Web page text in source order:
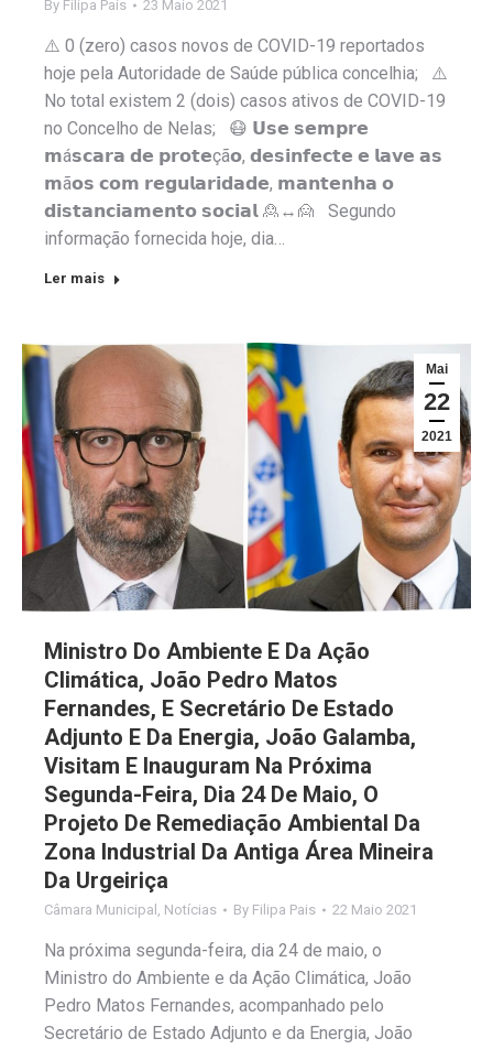
By Filipa Pais 23 Maio 2021
⚠️ 0 (zero) casos novos de COVID-19 reportados
hoje pela Autoridade de Saúde pública concelhia; ⚠️
No total existem 2 (dois) casos ativos de COVID-19
no Concelho de Nelas; 😷 𝗨𝘀𝗲 𝘀𝗲𝗺𝗽𝗿𝗲
𝗺á𝘀𝗰𝗮𝗿𝗮 𝗱𝗲 𝗽𝗿𝗼𝘁𝗲çã𝗼, 𝗱𝗲𝘀𝗶𝗻𝗳𝗲𝗰𝘁𝗲 𝗲 𝗹𝗮𝘃𝗲 𝗮𝘀
𝗺ã𝗼𝘀 𝗰𝗼𝗺 𝗿𝗲𝗴𝘂𝗹𝗮𝗿𝗶𝗱𝗮𝗱𝗲, 𝗺𝗮𝗻𝘁𝗲𝗻𝗵𝗮 𝗼
𝗱𝗶𝘀𝘁𝗮𝗻𝗰𝗶𝗮𝗺𝗲𝗻𝘁𝗼 𝘀𝗼𝗰𝗶𝗮𝗹 🙎↔️🙍 Segundo
informação fornecida hoje, dia…
Ler mais
Mai
22
2021
Ministro Do Ambiente E Da Ação
Climática, João Pedro Matos
Fernandes, E Secretário De Estado
Adjunto E Da Energia, João Galamba,
Visitam E Inauguram Na Próxima
Segunda-Feira, Dia 24 De Maio, O
Projeto De Remediação Ambiental Da
Zona Industrial Da Antiga Área Mineira
Da Urgeiriça
Câmara Municipal , Notícias By Filipa Pais 22 Maio 2021
Na próxima segunda-feira, dia 24 de maio, o
Ministro do Ambiente e da Ação Climática, João
Pedro Matos Fernandes, acompanhado pelo
Secretário de Estado Adjunto e da Energia, João